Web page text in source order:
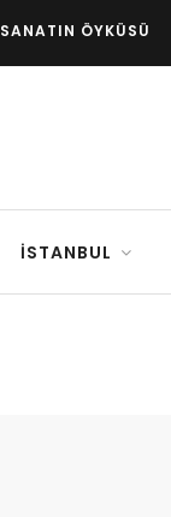
SANATIN ÖYKÜSÜ
İSTANBUL